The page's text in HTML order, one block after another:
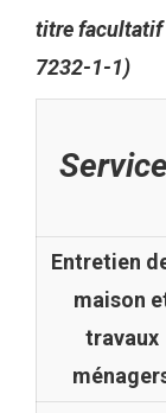
titre facultatif
7232-1-1)
Entretien
maison
travaux